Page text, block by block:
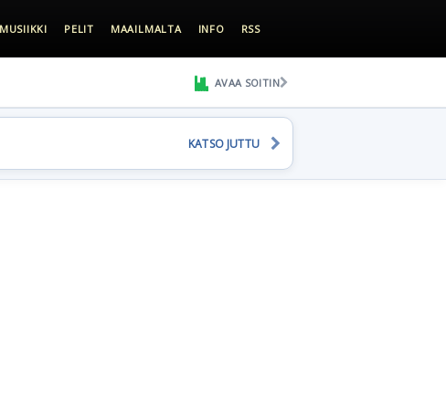
MUSIIKKI PELIT MAAILMALTA INFO RSS
AVAA SOITIN
KATSO JUTTU